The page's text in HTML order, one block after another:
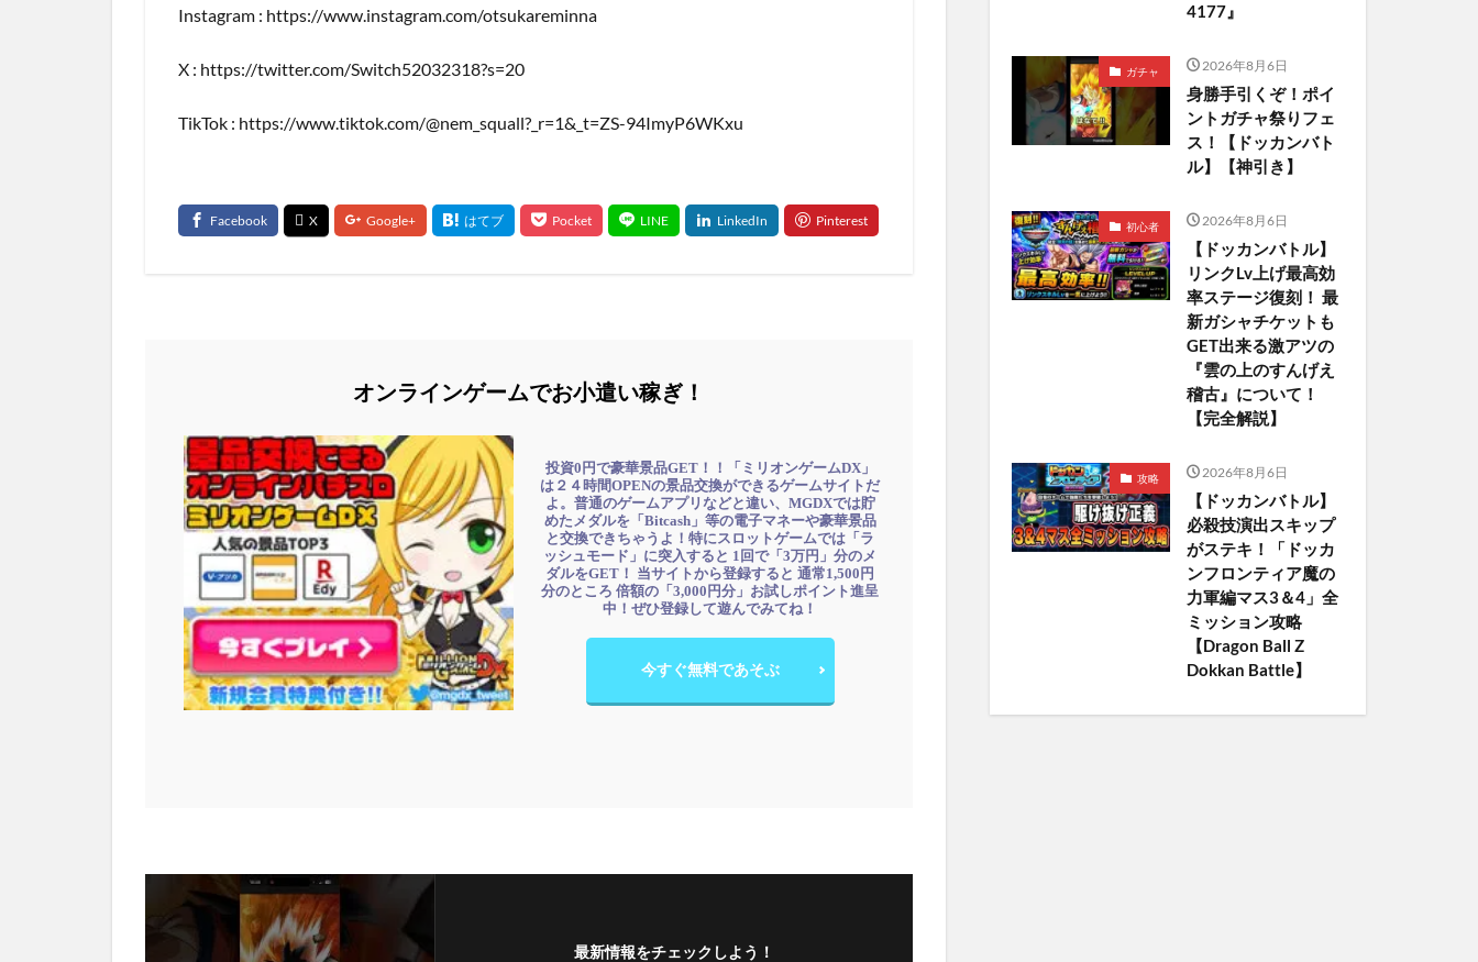
Instagram : https://www.instagram.com/otsukareminna
X : https://twitter.com/Switch52032318?s=20
TikTok : https://www.tiktok.com/@nem_squall?_r=1&_t=ZS-94ImyP6WKxu
オンラインゲームでお小遣い稼ぎ！
投資0円で豪華景品GET！！「ミリオンゲームDX」
は２４時間OPENの景品交換ができるゲームサイトだ
よ。普通のゲームアプリなどと違い、MGDXでは貯
めたメダルを「Bitcash」等の電子マネーや豪華景品
と交換できちゃうよ！特にスロットゲームでは「ラ
ッシュモード」に突入すると 1回で「3万円」分のメ
ダルをGET！ 当サイトから登録すると 通常1,500円
分のところ 倍額の「3,000円分」お試しポイント進呈
中！ぜひ登録して遊んでみてね！
今すぐ無料であそぶ
最新情報をチェックしよう！
4177』
ガチャ 2026年8月6日
身勝手引くぞ！ポイ
ントガチャ祭りフェ
ス！【ドッカンバト
ル】【神引き】
初心者 2026年8月6日
【ドッカンバトル】
リンクLv上げ最高効
率ステージ復刻！ 最
新ガシャチケットも
GET出来る激アツの
『雲の上のすんげえ
稽古』について！
【完全解説】
攻略 2026年8月6日
【ドッカンバトル】
必殺技演出スキップ
がステキ！「ドッカ
ンフロンティア魔の
力軍編マス3＆4」全
ミッション攻略
【Dragon Ball Z
Dokkan Battle】